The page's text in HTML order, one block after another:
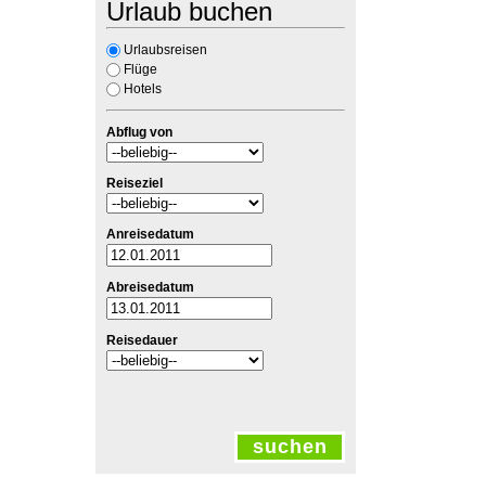
Urlaub buchen
Urlaubsreisen
Flüge
Hotels
Abflug von
Reiseziel
Anreisedatum
Abreisedatum
Reisedauer
suchen